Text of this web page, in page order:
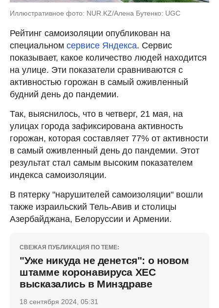
Иллюстративное фото: NUR.KZ/Алена Бутенко: UGC
Рейтинг самоизоляции опубликован на
специальном сервисе Яндекса. Сервис
показывает, какое количество людей находится
на улице. Эти показатели сравниваются с
активностью горожан в самый оживленный
будний день до пандемии.
Так, выяснилось, что в четверг, 21 мая, на
улицах города зафиксирована активность
горожан, которая составляет 77% от активности
в самый оживленный день до пандемии. Этот
результат стал самым высоким показателем
индекса самоизоляции.
В пятерку "нарушителей самоизоляции" вошли
также израильский Тель-Авив и столицы
Азербайджана, Белоруссии и Армении.
СВЕЖАЯ ПУБЛИКАЦИЯ ПО ТЕМЕ:
"Уже никуда не денется": о новом
штамме коронавируса ХЕС
высказались в Минздраве
18 сентября 2024, 05:31